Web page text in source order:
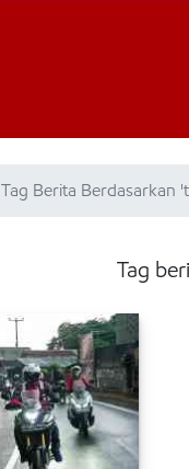
Tag Berita Berdasarkan
Tag